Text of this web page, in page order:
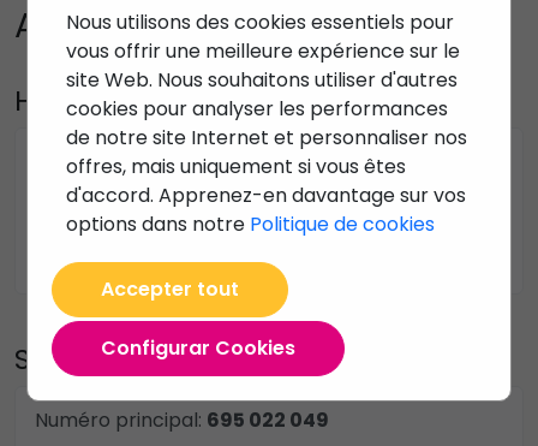
Appelez-nous!
Horaires du service client :
Du lundi au samedi:
10h à 13h / 16h à 20h
Fermé le dimanche>
Services clients
Numéro principal: 695 022 049
Nous utilisons des cookies essentiels pour
vous offrir une meilleure expérience sur le
site Web. Nous souhaitons utiliser d'autres
cookies pour analyser les performances
de notre site Internet et personnaliser nos
offres, mais uniquement si vous êtes
d'accord. Apprenez-en davantage sur vos
options dans notre Politique de cookies
Accepter tout
Configurar Cookies